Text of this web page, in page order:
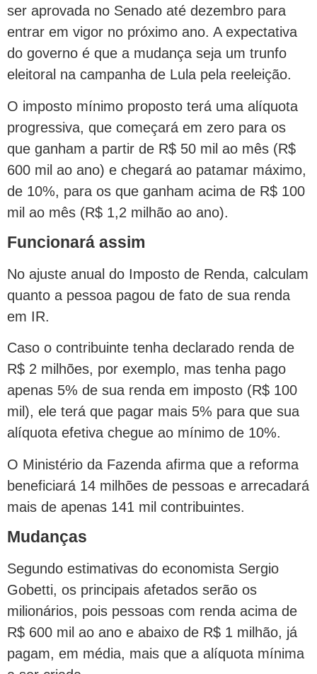
ser aprovada no Senado até dezembro para
entrar em vigor no próximo ano. A expectativa
do governo é que a mudança seja um trunfo
eleitoral na campanha de Lula pela reeleição.
O imposto mínimo proposto terá uma alíquota
progressiva, que começará em zero para os
que ganham a partir de R$ 50 mil ao mês (R$
600 mil ao ano) e chegará ao patamar máximo,
de 10%, para os que ganham acima de R$ 100
mil ao mês (R$ 1,2 milhão ao ano).
Funcionará assim
No ajuste anual do Imposto de Renda, calculam
quanto a pessoa pagou de fato de sua renda
em IR.
Caso o contribuinte tenha declarado renda de
R$ 2 milhões, por exemplo, mas tenha pago
apenas 5% de sua renda em imposto (R$ 100
mil), ele terá que pagar mais 5% para que sua
alíquota efetiva chegue ao mínimo de 10%.
O Ministério da Fazenda afirma que a reforma
beneficiará 14 milhões de pessoas e arrecadará
mais de apenas 141 mil contribuintes.
Mudanças
Segundo estimativas do economista Sergio
Gobetti, os principais afetados serão os
milionários, pois pessoas com renda acima de
R$ 600 mil ao ano e abaixo de R$ 1 milhão, já
pagam, em média, mais que a alíquota mínima